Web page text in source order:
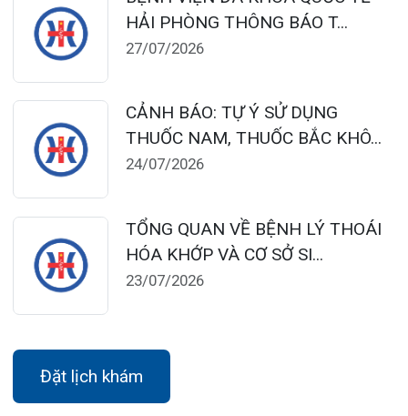
Tra cứu kết quả xét nghiệm
Tra cứu hóa đơn
Giới thiệu
Lịch khám
Văn bản pháp quy